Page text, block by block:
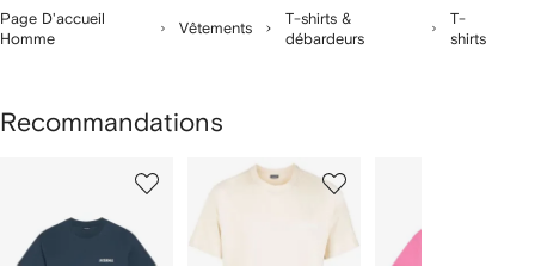
Page D'accueil
Homme
Vêtements
T-shirts &
débardeurs
T-
shirts
Recommandations
sur